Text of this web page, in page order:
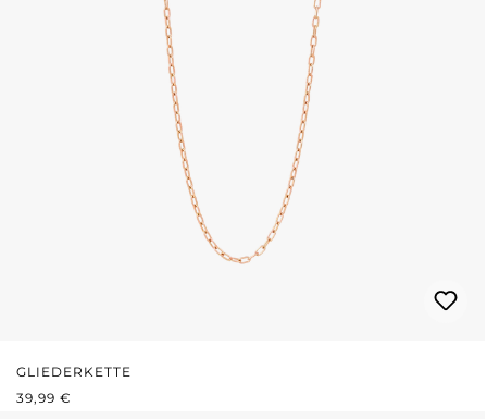
GLIEDERKETTE
REGULÄRER PREIS:
39,99 €